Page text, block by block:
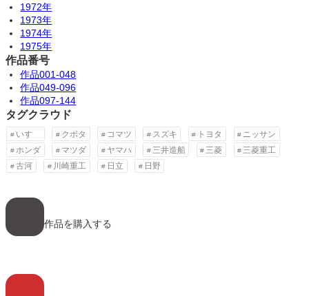
1972年
1973年
1974年
1975年
作品番号
作品001-048
作品049-096
作品097-144
タグクラウド
いすゞ クボタ コマツ スズキ トヨタ
ニッサン
ホンダ
マツダ ヤマハ 三井造船 三菱
三菱重工
古河
川崎重工 日立 日野
ア
イ
ン
作品を購入する
ア
イ